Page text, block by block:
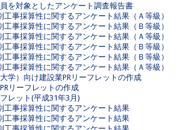
を対象としたアンケート調査報告書
工事採算性に関するアンケート結果（Ａ等級）
工事採算性に関するアンケート結果（Ｂ等級）
工事採算性に関するアンケート結果（Ａ等級）
工事採算性に関するアンケート結果（Ｂ等級）
工事採算性に関するアンケート結果（Ｂ等級）
工事採算性に関するアンケート結果（Ａ等級）
学）向け建設業PRリーフレットの作成
リーフレットの作成
レット(平成31年3月)
工事採算性に関するアンケート結果
工事採算性に関するアンケート結果